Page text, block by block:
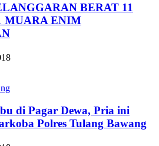
BERAT 11
MUARA ENIM
di Pagar Dewa, Pria ini
Polres Tulang Bawang